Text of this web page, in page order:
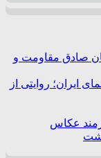
صادق مقاومت و
ایران؛ روایتی از